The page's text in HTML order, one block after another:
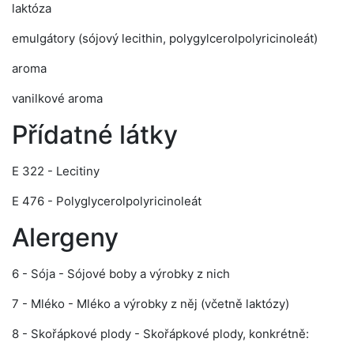
laktóza
emulgátory (sójový lecithin, polygylcerolpolyricinoleát)
aroma
vanilkové aroma
Přídatné látky
E 322 - Lecitiny
E 476 - Polyglycerolpolyricinoleát
Alergeny
6 - Sója - Sójové boby a výrobky z nich
7 - Mléko - Mléko a výrobky z něj (včetně laktózy)
8 - Skořápkové plody - Skořápkové plody, konkrétně: